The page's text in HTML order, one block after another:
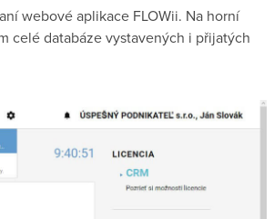
webové aplikace FLOWii. Na horní
celé databáze vystavených i přijatých